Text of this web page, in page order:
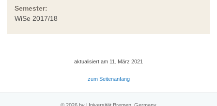
Semester:
WiSe 2017/18
aktualisiert am 11. März 2021
zum Seitenanfang